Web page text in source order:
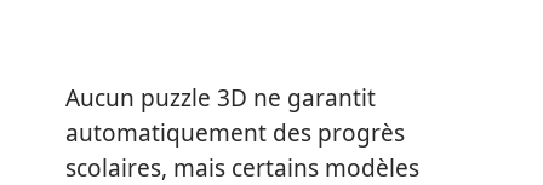
Aucun puzzle 3D ne garantit
automatiquement des progrès
scolaires, mais certains modèles